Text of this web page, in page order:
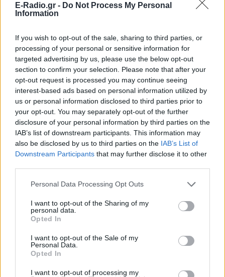
E-Radio.gr - Do Not Process My Personal
Information
If you wish to opt-out of the sale, sharing to third parties, or
processing of your personal or sensitive information for
targeted advertising by us, please use the below opt-out
section to confirm your selection. Please note that after your
opt-out request is processed you may continue seeing
interest-based ads based on personal information utilized by
us or personal information disclosed to third parties prior to
your opt-out. You may separately opt-out of the further
disclosure of your personal information by third parties on the
IAB’s list of downstream participants. This information may
also be disclosed by us to third parties on the IAB’s List of
Downstream Participants that may further disclose it to other
Personal Data Processing Opt Outs
I want to opt-out of the Sharing of my
personal data.
Opted In
I want to opt-out of the Sale of my
Personal Data.
Opted In
I want to opt-out of processing my
παραγγελία από το GearBest
κατά την επιλογή
αποστολή επιλέξτε επιλογή μεταφοράς Priority Line:
Netherlands Registered (PDM) περιλαμβάνει
εκτελωνισμό εντός της ΕΕ, χωρίς κανένα απολύτως
πρόσθετο κόστος για τον παραλήπτη και επίσης χωρίς
καθυστερήσεις. Οι αποθήκες που παρέχουν αυτή την
μέθοδο είναι οι CHINA.
Οι αποστολές από τις Ευρωπαϊκές αποθήκες της
Gearbest δεν έχουν κανένα απολύτως πρόσθετο
κόστος για τον παραλήπτη.
Η μέθοδος Belgium Registered επίσης αποτελεί λύση
αγορές από Hong Kong.